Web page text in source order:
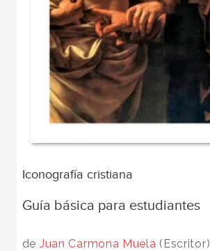
Iconografía cristiana
Guía básica para estudiantes
de Juan Carmona Muela (Escritor)